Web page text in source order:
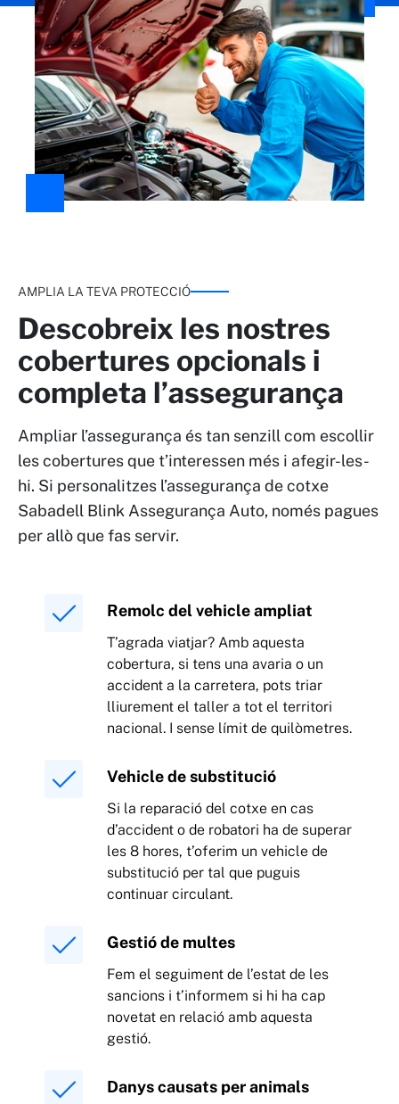
AMPLIA LA TEVA PROTECCIÓ
Descobreix les nostres
cobertures opcionals i
completa l’assegurança
Ampliar l’assegurança és tan senzill com escollir
les cobertures que t’interessen més i afegir-les-
hi. Si personalitzes l’assegurança de cotxe
Sabadell Blink Assegurança Auto, només pagues
per allò que fas servir.
Remolc del vehicle ampliat
T’agrada viatjar? Amb aquesta
cobertura, si tens una avaria o un
accident a la carretera, pots triar
lliurement el taller a tot el territori
nacional. I sense límit de quilòmetres.
Vehicle de substitució
Si la reparació del cotxe en cas
d’accident o de robatori ha de superar
les 8 hores, t’oferim un vehicle de
substitució per tal que puguis
continuar circulant.
Gestió de multes
Fem el seguiment de l’estat de les
sancions i t’informem si hi ha cap
novetat en relació amb aquesta
gestió.
Danys causats per animals